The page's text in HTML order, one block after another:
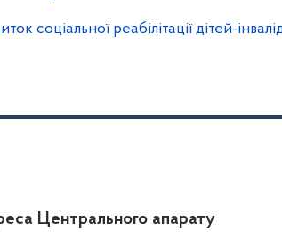
соціальної реабілітації дітей-
Громадянам
Центрального апарату